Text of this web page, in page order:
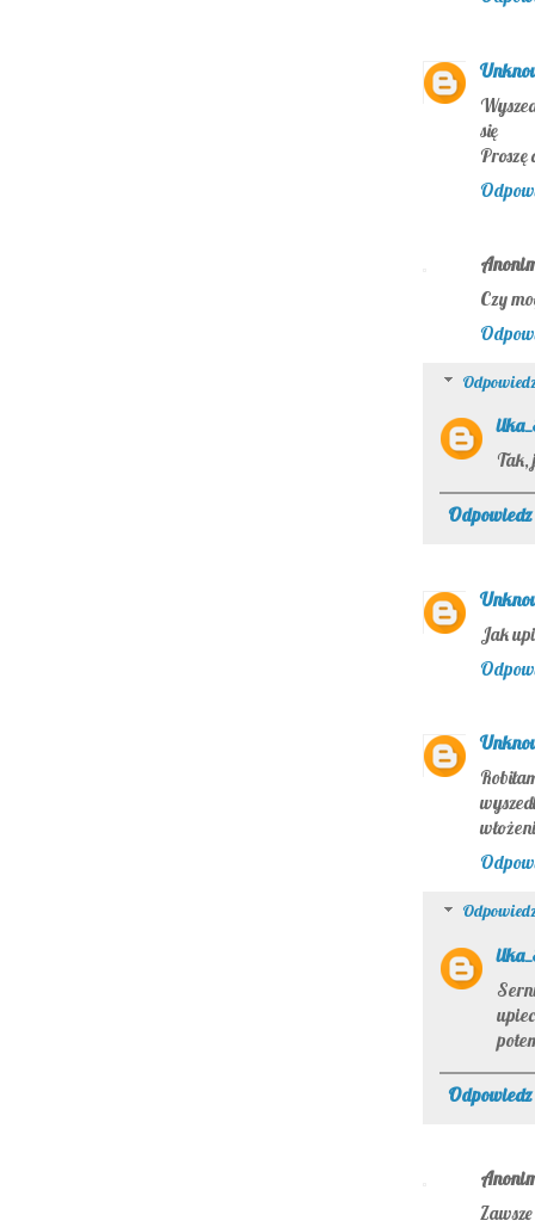
się
Proszę
Czy
Tak,
Odpowiedz
Jak
Odpowiedz